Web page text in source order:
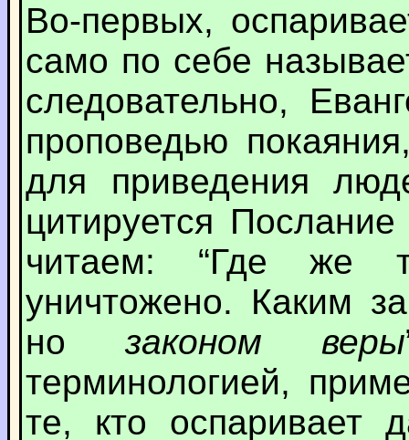
Во-первых,
само по себе
следовательно,
проповедью
для приведения
цитируется
читаем: “Где же
уничтожено. Каким
но законом веры
терминологией,
те, кто оспаривает